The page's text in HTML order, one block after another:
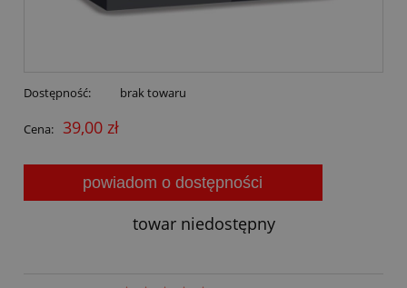
Dostępność: brak towaru
Cena: 39,00 zł
powiadom o dostępności
towar niedostępny